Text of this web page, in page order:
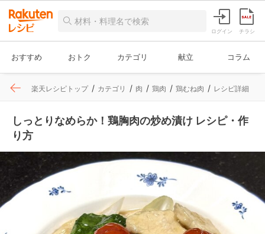
ログイン チラシ
おすすめ おトク カテゴリ 献立 コラム
楽天レシピトップ カテゴリ 肉 鶏肉 鶏むね肉 レシピ詳細
しっとりなめらか！鶏胸肉の炒め漬け レシピ・作
り方